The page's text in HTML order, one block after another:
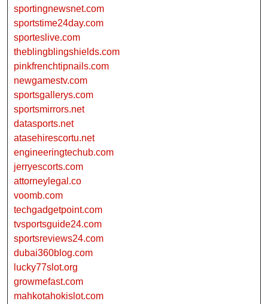
sportingnewsnet.com
sportstime24day.com
sporteslive.com
theblingblingshields.com
pinkfrenchtipnails.com
newgamestv.com
sportsgallerys.com
sportsmirrors.net
datasports.net
atasehirescortu.net
engineeringtechub.com
jerryescorts.com
attorneylegal.co
voomb.com
techgadgetpoint.com
tvsportsguide24.com
sportsreviews24.com
dubai360blog.com
lucky77slot.org
growmefast.com
mahkotahokislot.com